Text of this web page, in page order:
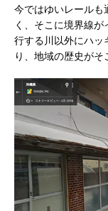
今ではゆいレールも
く、そこに境界線
行する川以外にハッ
り、地域の歴史がそ